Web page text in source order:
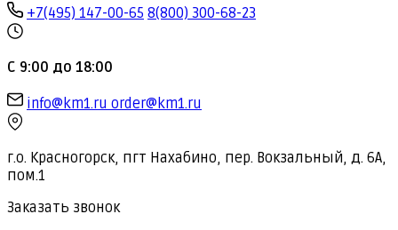
+7(495) 147-00-65 8(800) 300-68-23
С 9:00 до 18:00
info@km1.ru order@km1.ru
г.о. Красногорск, пгт Нахабино, пер. Вокзальный, д. 6А,
пом.1
Заказать звонок